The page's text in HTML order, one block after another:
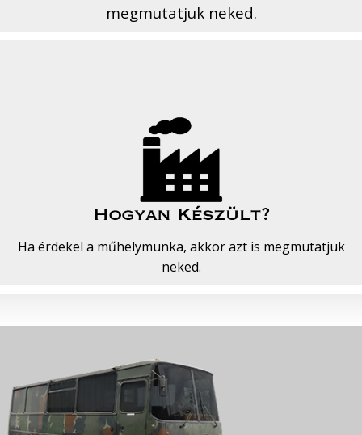
megmutatjuk neked.
Ha érdekel a műhelymunka, akkor azt is megmutatjuk
neked.